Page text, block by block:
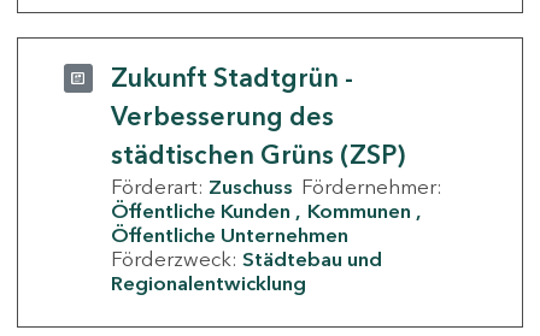
Zukunft Stadtgrün -
Verbesserung des
städtischen Grüns (ZSP)
Förderart: Zuschuss Fördernehmer:
Öffentliche Kunden
Kommunen
Öffentliche Unternehmen
Förderzweck: Städtebau und
Regionalentwicklung